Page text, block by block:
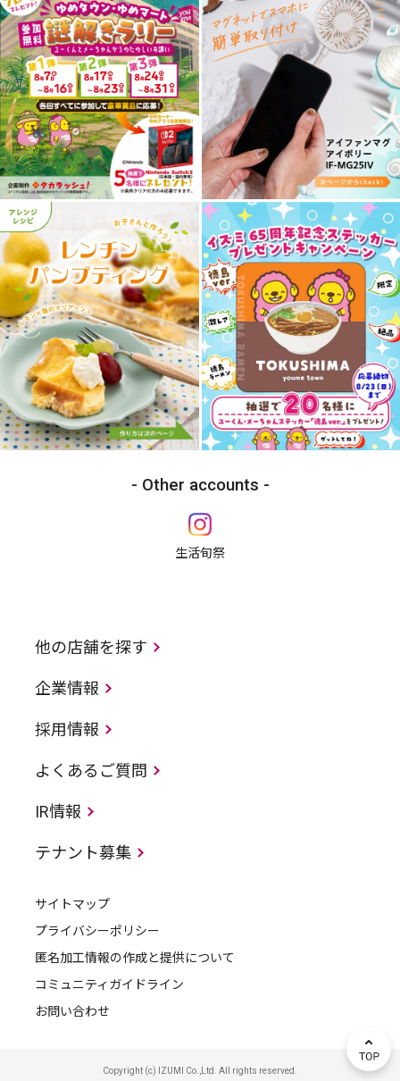
Other accounts
生活旬祭
他の店舗を探す
企業情報
採用情報
よくあるご質問
IR情報
テナント募集
サイトマップ
プライバシーポリシー
匿名加工情報の作成と提供について
コミュニティガイドライン
お問い合わせ
Copyright (c) IZUMI Co.,Ltd. All rights reserved.